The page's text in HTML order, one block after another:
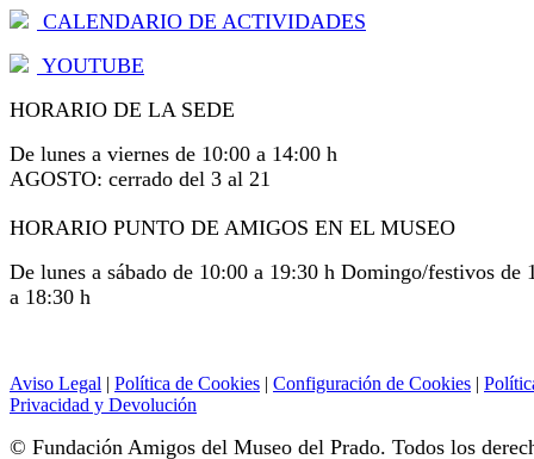
CALENDARIO DE ACTIVIDADES
YOUTUBE
HORARIO DE LA SEDE
De lunes a viernes de 10:00 a 14:00 h
AGOSTO: cerrado del 3 al 21
HORARIO PUNTO DE AMIGOS EN EL MUSEO
De lunes a sábado de 10:00 a 19:30 h Domingo/festivos de
a 18:30 h
Aviso Legal | Política de Cookies | Configuración de Cookies |
Privacidad y Devolución
© Fundación Amigos del Museo del Prado. Todos los